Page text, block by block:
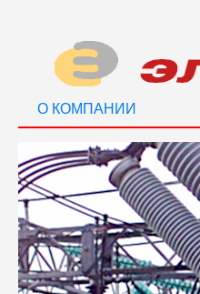
О КОМПАНИИ